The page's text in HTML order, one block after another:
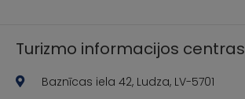
Turizmo informacijos centras
Baznīcas iela 42, Ludza, LV-5701